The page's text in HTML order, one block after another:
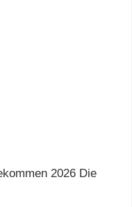
2026 Die